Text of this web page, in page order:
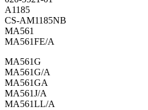
A1185
CS-AM1185NB
MA561
MA561FE/A
MA561G
MA561G/A
MA561GA
MA561J/A
MA561LL/A